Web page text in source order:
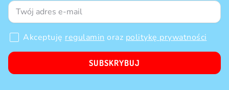
Akceptuję regulamin oraz politykę prywatności
SUBSKRYBUJ